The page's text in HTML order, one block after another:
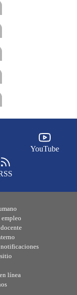
YouTube
empleo
línea